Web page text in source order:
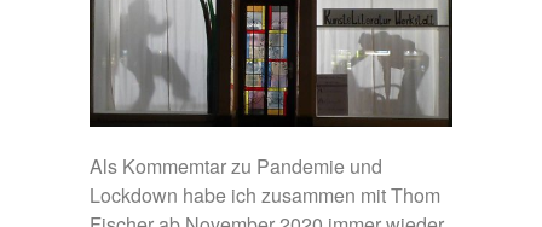
Als Kommemtar zu Pandemie und
Lockdown habe ich zusammen mit Thom